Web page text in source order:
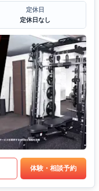
定休日
定休日なし
体験・相談予約